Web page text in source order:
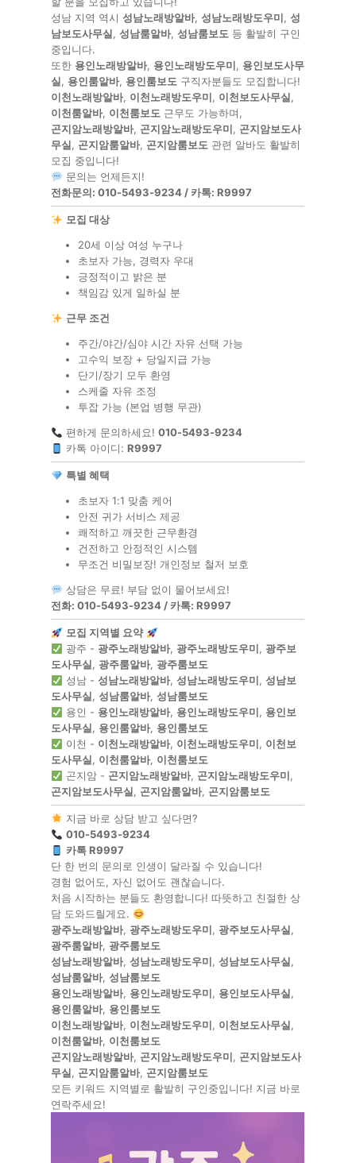
성남 지역 역시성남노래방알바,성남노래방도우미,성
남보도사무실,성남룸알바,성남룸보도 등 활발히 구인
중입니다.
또한 용인노래방알바, 용인노래방도우미, 용인보도사무
실, 용인룸알바, 용인룸보도 구직자분들도 모집합니다!
이천노래방알바, 이천노래방도우미, 이천보도사무실,
이천룸알바, 이천룸보도 근무도 가능하며,
곤지암노래방알바, 곤지암노래방도우미, 곤지암보도사
무실, 곤지암룸알바, 곤지암룸보도 관련 알바도 활발히
모집 중입니다!
문의는 언제든지!
전화문의: 010-5493-9234 / 카톡: R9997
모집 대상
20세 이상 여성 누구나
초보자 가능, 경력자 우대
긍정적이고 밝은 분
책임감 있게 일하실 분
근무 조건
주간/야간/심야 시간 자유 선택 가능
고수익 보장 + 당일지급 가능
단기/장기 모두 환영
스케줄 자유 조정
투잡 가능 (본업 병행 무관)
편하게 문의하세요!010-5493-9234
카톡 아이디:R9997
특별 혜택
초보자 1:1 맞춤 케어
안전 귀가 서비스 제공
쾌적하고 깨끗한 근무환경
건전하고 안정적인 시스템
무조건 비밀보장! 개인정보 철저 보호
상담은 무료! 부담 없이 물어보세요!
전화: 010-5493-9234 / 카톡: R9997
모집 지역별 요약
광주 - 광주노래방알바, 광주노래방도우미, 광주보
도사무실, 광주룸알바, 광주룸보도
성남 -성남노래방알바,성남노래방도우미,성남보
도사무실,성남룸알바,성남룸보도
용인 - 용인노래방알바, 용인노래방도우미, 용인보
도사무실, 용인룸알바, 용인룸보도
이천 - 이천노래방알바, 이천노래방도우미, 이천보
도사무실, 이천룸알바, 이천룸보도
곤지암 - 곤지암노래방알바, 곤지암노래방도우미,
곤지암보도사무실, 곤지암룸알바, 곤지암룸보도
지금 바로 상담 받고 싶다면?
010-5493-9234
카톡 R9997
단 한 번의 문의로 인생이 달라질 수 있습니다!
경험 없어도, 자신 없어도 괜찮습니다.
처음 시작하는 분들도 환영합니다! 따뜻하고 친절한 상
담 도와드릴게요.
광주노래방알바, 광주노래방도우미, 광주보도사무실,
광주룸알바, 광주룸보도
성남노래방알바,성남노래방도우미,성남보도사무실,
성남룸알바,성남룸보도
용인노래방알바, 용인노래방도우미, 용인보도사무실,
용인룸알바, 용인룸보도
이천노래방알바, 이천노래방도우미, 이천보도사무실,
이천룸알바, 이천룸보도
곤지암노래방알바, 곤지암노래방도우미, 곤지암보도사
무실, 곤지암룸알바, 곤지암룸보도
모든 키워드 지역별로 활발히 구인중입니다! 지금 바로
연락주세요!